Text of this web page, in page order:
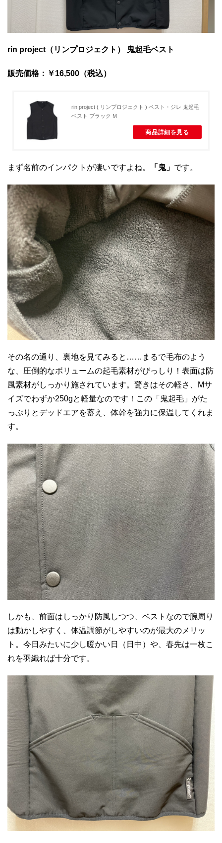
rin project（リンプロジェクト） 鬼起毛ベスト
販売価格：￥16,500（税込）
rin project ( リンプロジェクト ) ベスト・ジレ 鬼起毛
ベスト ブラック M
商品詳細を見る
まず名前のインパクトが凄いですよね。 「鬼」 です。
その名の通り、裏地を見てみると……まるで毛布のよう
な、圧倒的なボリュームの起毛素材がびっしり！表面は防
風素材がしっかり施されています。驚きはその軽さ、Mサ
イズでわずか250gと軽量なのです！この「鬼起毛」がた
っぷりとデッドエアを蓄え、体幹を強力に保温してくれま
す。
しかも、前面はしっかり防風しつつ、ベストなので腕周り
は動かしやすく、体温調節がしやすいのが最大のメリッ
ト。今日みたいに少し暖かい日（日中）や、春先は一枚こ
れを羽織れば十分です。